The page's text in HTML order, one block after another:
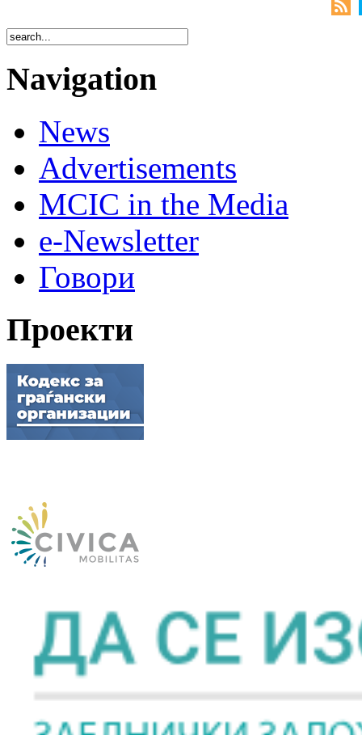
Navigation
News
Advertisements
MCIC in the Media
e-Newsletter
Говори
Проекти